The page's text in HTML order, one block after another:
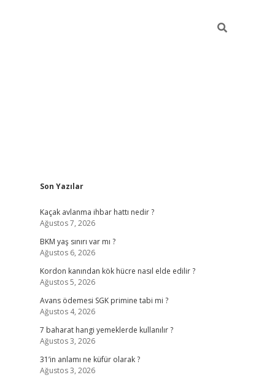
Sidebar
Son Yazılar
Kaçak avlanma ihbar hattı nedir ?
Ağustos 7, 2026
BKM yaş sınırı var mı ?
Ağustos 6, 2026
Kordon kanından kök hücre nasıl elde edilir ?
Ağustos 5, 2026
Avans ödemesi SGK primine tabi mi ?
Ağustos 4, 2026
7 baharat hangi yemeklerde kullanılır ?
Ağustos 3, 2026
31’in anlamı ne küfür olarak ?
Ağustos 3, 2026
betexper giriş